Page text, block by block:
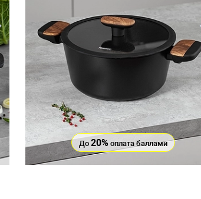
До 20% оплата баллами